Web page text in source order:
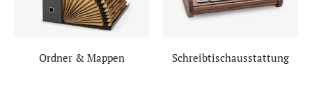
Ordner & Mappen Schreibtischausstattung